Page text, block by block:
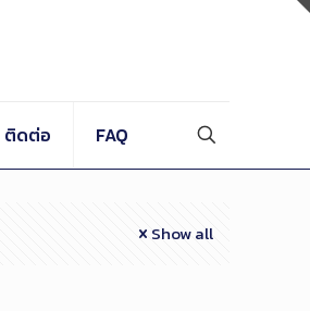
ติดต่อ FAQ
Show all